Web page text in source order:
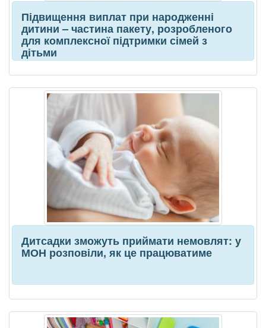
Підвищення виплат при народженні
дитини – частина пакету, розробленого
для комплексної підтримки сімей з
дітьми
Дитсадки зможуть приймати немовлят: у
МОН розповіли, як це працюватиме